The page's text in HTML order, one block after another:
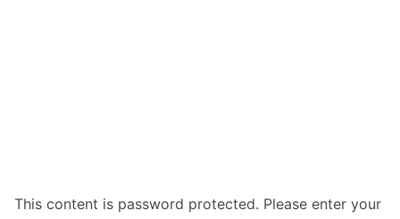
This content is password protected. Please enter your